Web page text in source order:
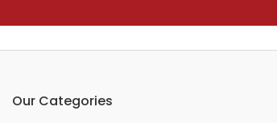
Our Categories